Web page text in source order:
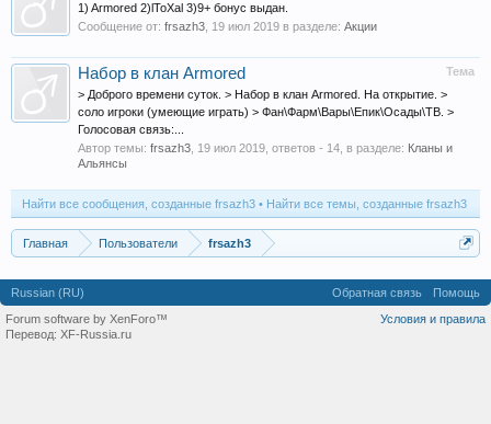
1) Armored 2)lToXal 3)9+ бонус выдан.
Сообщение от: frsazh3 19 июл 2019 в разделе: Акции
Тема
Набор в клан Armored
> Доброго времени суток. > Набор в клан Armored. На открытие. >
соло игроки (умеющие играть) > Фан\Фарм\Вары\Епик\Осады\ТВ. >
Голосовая связь:...
Автор темы: frsazh3 19 июл 2019 , ответов - 14, в разделе: Кланы и
Альянсы
Найти все сообщения, созданные frsazh3 Найти все темы, созданные frsazh3
Главная Пользователи frsazh3
Russian (RU) Обратная связь
Помощь
Условия и правила
Forum software by XenForo™
Перевод: XF-Russia.ru